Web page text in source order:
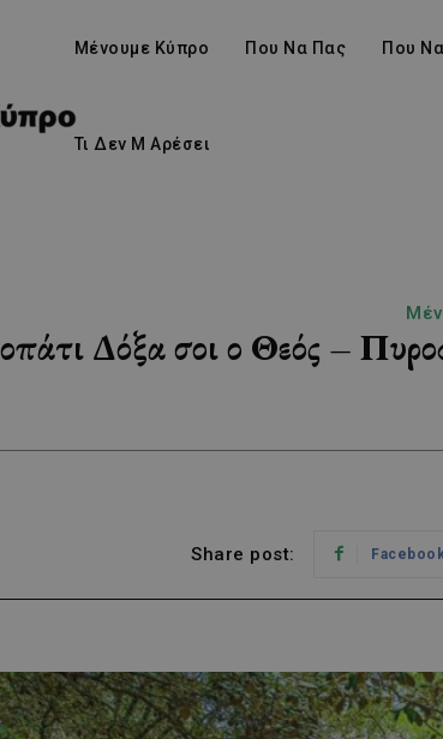
Μένουμε Κύπρο Που Να Πας Που
Τι Δεν Μ Αρέσει
Δόξα σοι ο Θεός –
Share post: